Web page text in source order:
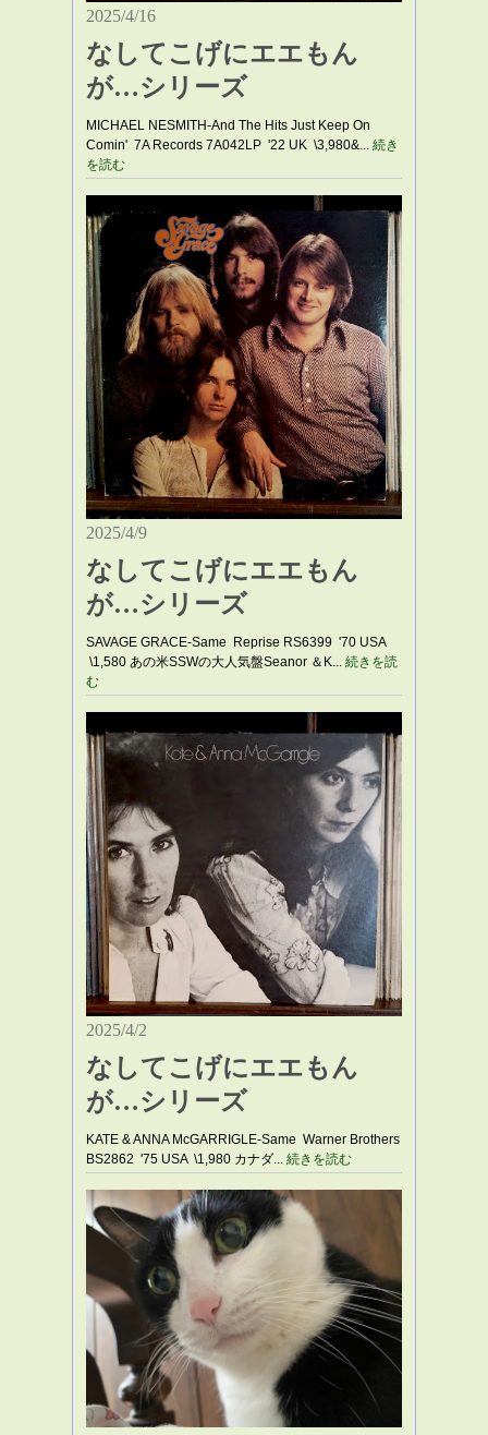
2025/4/16
なしてこげにエエもん
が…シリーズ
MICHAEL NESMITH-And The Hits Just Keep On
Comin' 7A Records 7A042LP '22 UK \3,980&... 続き
を読む
2025/4/9
なしてこげにエエもん
が…シリーズ
SAVAGE GRACE-Same Reprise RS6399 '70 USA
\1,580 あの米SSWの大人気盤Seanor ＆K... 続きを読
む
2025/4/2
なしてこげにエエもん
が…シリーズ
KATE & ANNA McGARRIGLE-Same Warner Brothers
BS2862 '75 USA \1,980 カナダ... 続きを読む